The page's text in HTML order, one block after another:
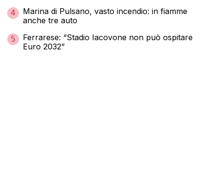
4
Marina di Pulsano, vasto incendio: in fiamme
anche tre auto
5
Ferrarese: “Stadio Iacovone non può ospitare
Euro 2032”